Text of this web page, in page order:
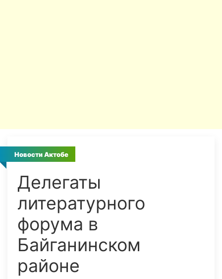
Новости Актобе
Делегаты
литературного
форума в
Байганинском
районе